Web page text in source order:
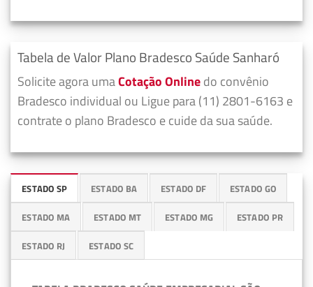
Tabela de Valor Plano Bradesco Saúde Sanharó
Solicite agora umaCotação Onlinedo convênio
Bradesco individual ou Ligue para (11) 2801-6163 e
contrate o plano Bradesco e cuide da sua saúde.
ESTADO SP ESTADO BA ESTADO DF ESTADO GO
ESTADO MA ESTADO MT ESTADO MG ESTADO PR
ESTADO RJ ESTADO SC